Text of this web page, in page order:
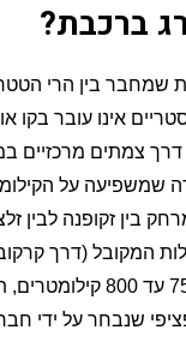
ברכבת?
שמחבר בין הרי
אינו עובר בקו
צמתים מרכזיים
שמשפיעה על
בין זקופנה לבין
המקובל (דרך קרקוב
עומד על כ-750 עד 800
שנבחר על ידי